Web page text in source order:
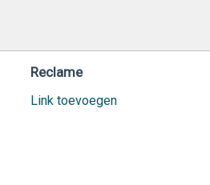
Reclame
Link toevoegen